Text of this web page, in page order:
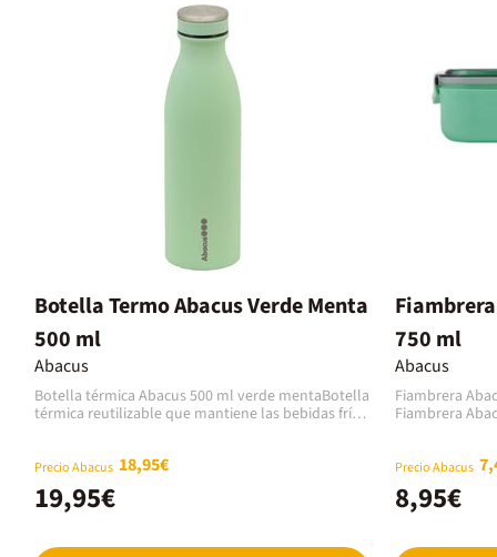
Botella Termo Abacus Verde Menta
500 ml
Abacus
Botella térmica Abacus 500 ml verde mentaBotella
térmica reutilizable que mantiene las bebidas frías
antiderrame, que previene cualquier tipo de fuga y
cierra la botella de forma hermética.Fabricada en
acero inoxidable 304: un material ligero, de grado
alimentario 18/8, libre de BPA y muy
Precio Abacus 18,95€
19,95€
750 ml
Abacus
Fiambrera
Fiambrera
Su capacidad
diseño ligero
para el
acabado en
Precio Abacus
8,95€